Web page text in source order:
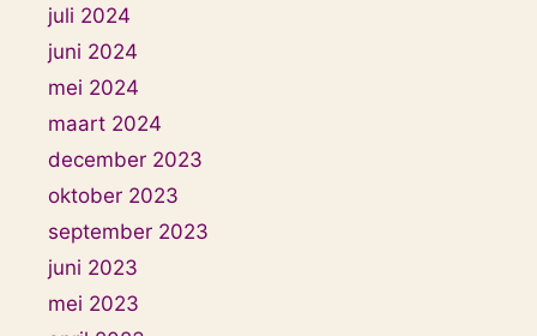
juli 2024
juni 2024
mei 2024
maart 2024
december 2023
oktober 2023
september 2023
juni 2023
mei 2023